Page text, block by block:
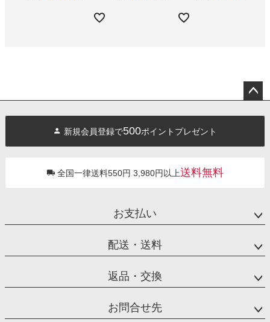
へ
新規会員登録で500ポイントプレゼント
全国一律送料550円 3,980円以上送料無料
お支払い
配送・送料
返品・交換
お問合せ先